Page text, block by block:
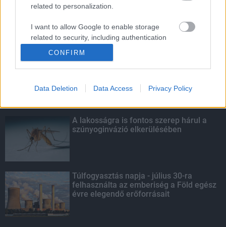
related to personalization.
I want to allow Google to enable storage
related to security, including authentication
CONFIRM
Data Deletion Data Access Privacy Policy
KIEMELT
Kecskeméten is szakirányú
Egyetem
A lakosságra is fontos szerep hárul a
szúnyoginvázió elkerülésében
Túlfogyasztás napja - július 30-ra
felhasználta az emberiség a Föld egész
évre elegendő erőforrásait